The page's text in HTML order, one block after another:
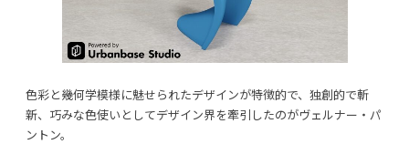
色彩と幾何学模様に魅せられたデザインが特徴的で、独創的で斬
新、巧みな色使いとしてデザイン界を牽引したのがヴェルナー・パ
ントン。